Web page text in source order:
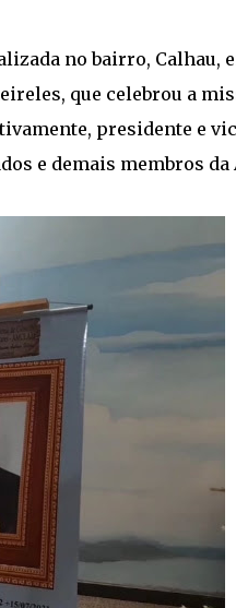
no bairro, Calhau,
que celebrou a
presidente e
e demais membros da